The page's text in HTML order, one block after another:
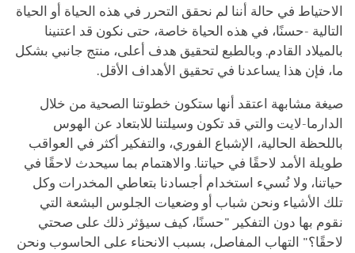
الاحتياط في حالة أننا لم نحقق التحرر في هذه الحياة أو الحياة
التالية -حسنًا، في هذه الحياة خاصة، حتى نكون قد اعتنينا
بالميلاد القادم. وبالطبع لتحقيق هدف أعلى، منتج جانبي بشكل
ما، فإن هذا يساعدنا في تحقيق الأهداف الأقل.
صيغة مشابهة اعتقد أنها ستكون خطوتنا الصحية من خلال
الدارما-لايت والتي قد تكون وسيلتنا للابتعاد عن الهوس
باللحظة الحالية، الإشباع الفوري، والتفكير أكثر في العواقب
طويلة الأمد لاحقًا في حياتنا. والاهتمام بما سيحدث لاحقًا في
حياتنا، ولا نُسيء استخدام أجسادنا بتعاطي المخدرات وكل
تلك الأشياء ونحن شباب أو وضعيات الجلوس البشعة التي
نقوم بها دون التفكير "حسنًا، كيف سيؤثر ذلك على صحتي
لاحقًا؟" التهاب المفاصل، بسبب الانحناء على الحاسوب ونحن